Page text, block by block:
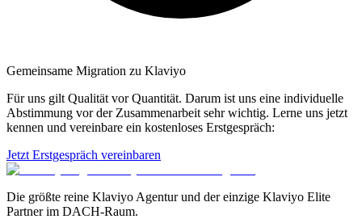
Gemeinsame Migration zu Klaviyo
Für uns gilt Qualität vor Quantität. Darum ist uns eine individuelle
Abstimmung vor der Zusammenarbeit sehr wichtig. Lerne uns jetzt
kennen und vereinbare ein kostenloses Erstgespräch:
Jetzt Erstgespräch vereinbaren
Die größte reine Klaviyo Agentur und der einzige Klaviyo Elite
Partner im DACH-Raum.